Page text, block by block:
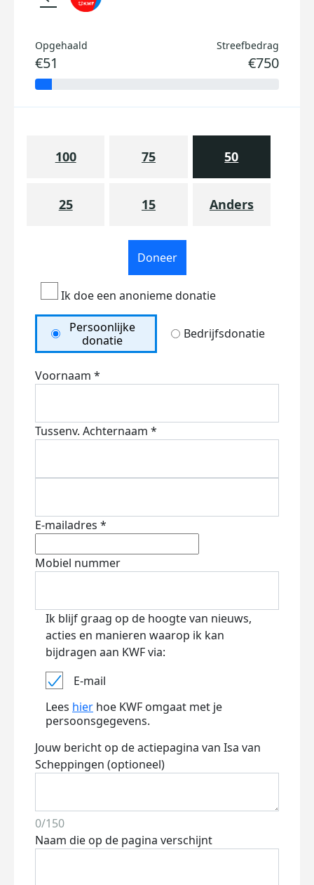
Opgehaald
€51
Streefbedrag
€750
100 75 50
25 15 Anders
Doneer
Ik doe een anonieme donatie
Persoonlijke
donatie
Bedrijfsdonatie
Voornaam *
Tussenv. Achternaam *
E-mailadres *
Mobiel nummer
Ik blijf graag op de hoogte van nieuws,
acties en manieren waarop ik kan
bijdragen aan KWF via:
E-mail
Lees hier hoe KWF omgaat met je
persoonsgegevens.
Jouw bericht op de actiepagina van Isa van
Scheppingen (optioneel)
0/150
Naam die op de pagina verschijnt